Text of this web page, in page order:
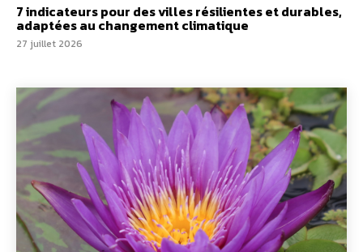
7 indicateurs pour des villes résilientes et durables,
adaptées au changement climatique
27 juillet 2026